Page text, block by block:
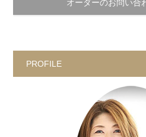
オーダーのお問い合
PROFILE